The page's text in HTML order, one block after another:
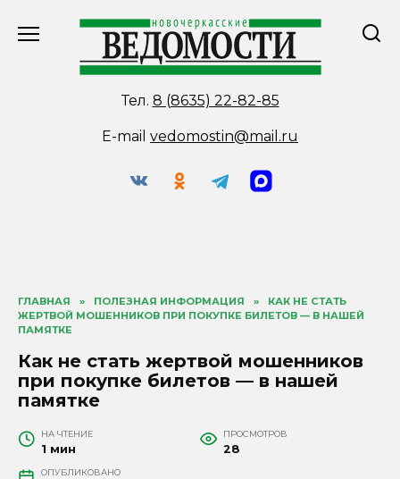
Тел. 8 (8635) 22-82-85
E-mail vedomostin@mail.ru
ГЛАВНАЯ » ПОЛЕЗНАЯ ИНФОРМАЦИЯ »
КАК НЕ СТАТЬ
ЖЕРТВОЙ МОШЕННИКОВ ПРИ ПОКУПКЕ БИЛЕТОВ — В НАШЕЙ
ПАМЯТКЕ
Как не стать жертвой мошенников
при покупке билетов — в нашей
памятке
НА ЧТЕНИЕ
1 мин
ПРОСМОТРОВ
28
ОПУБЛИКОВАНО